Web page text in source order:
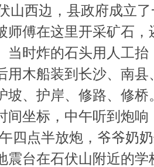
山西边，县政府成立
师傅在这里开采矿石
当时炸的石头用人工
用木船装到长沙、南
坡、护岸、修路、修
间坐标，中午听到炮响
四点半放炮，爷爷奶
震台在石伏山附近的